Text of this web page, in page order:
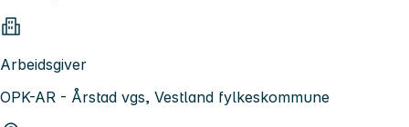
Arbeidsgiver
OPK-AR - Årstad vgs, Vestland fylkeskommune